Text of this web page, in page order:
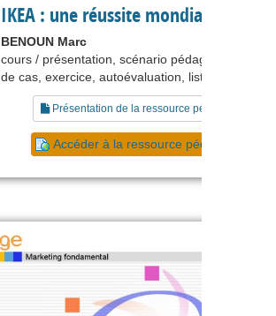
IKEA : une réussite mondiale
BENOUN Marc
cours / présentation, scénario pédagogique,
de cas, exercice, autoévaluation, liste de
Présentation de la ressource pédagogique
Accéder à la ressource pédagogique